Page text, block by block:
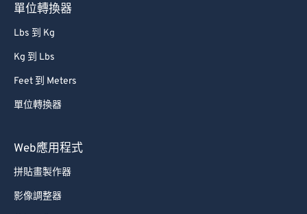
單位轉換器
Lbs 到 Kg
Kg 到 Lbs
Feet 到 Meters
單位轉換器
Web應用程式
拼貼畫製作器
影像調整器